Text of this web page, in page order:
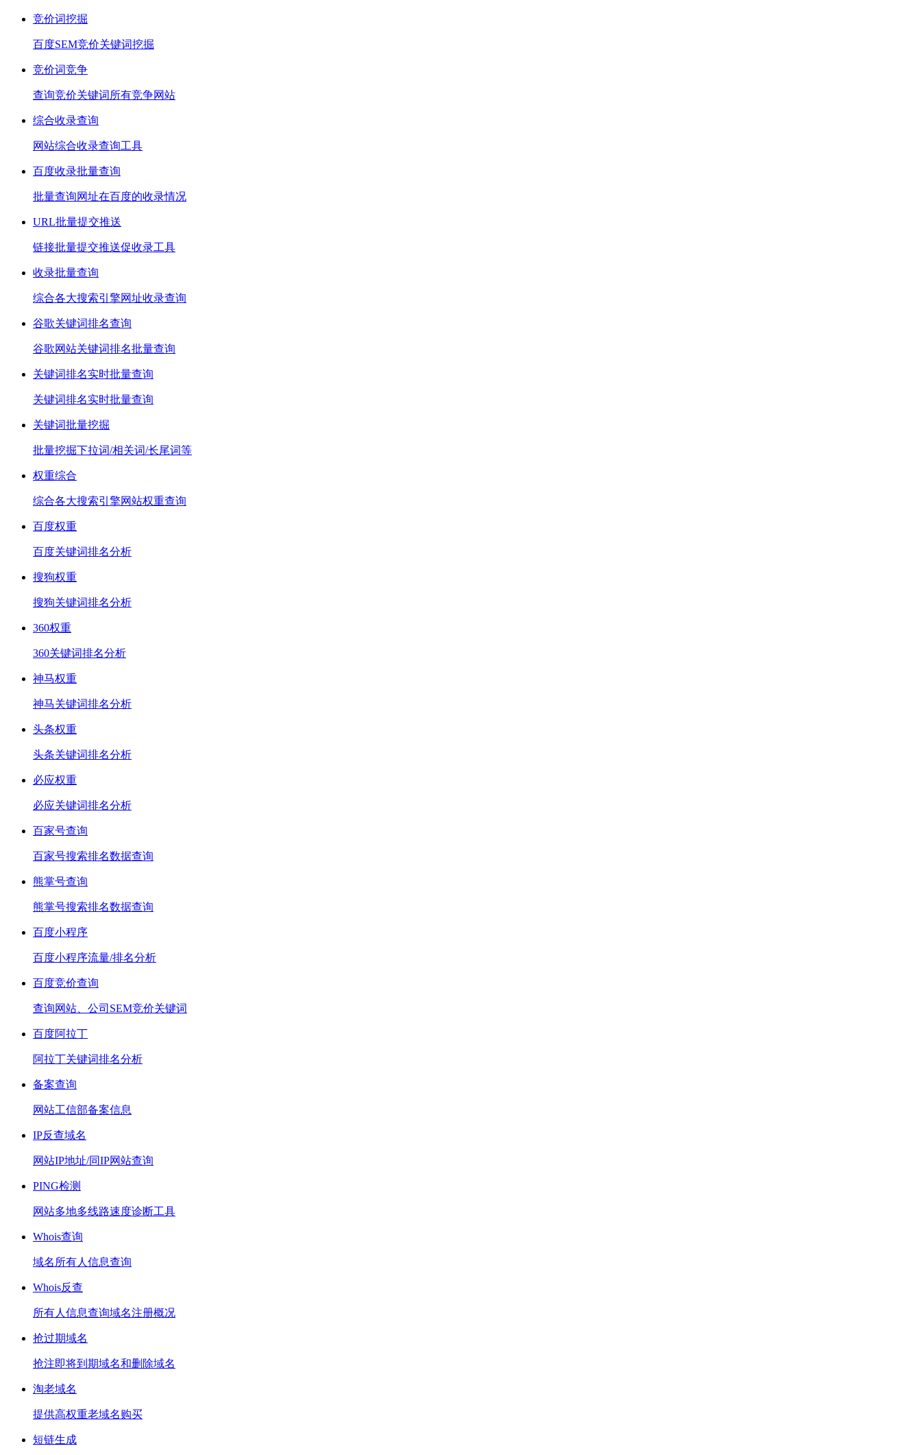
竞价词挖掘
百度SEM竞价关键词挖掘
竞价词竞争
查询竞价关键词所有竞争网站
综合收录查询
网站综合收录查询工具
百度收录批量查询
批量查询网址在百度的收录情况
URL批量提交推送
链接批量提交推送促收录工具
收录批量查询
综合各大搜索引擎网址收录查询
谷歌关键词排名查询
谷歌网站关键词排名批量查询
关键词排名实时批量查询
关键词排名实时批量查询
关键词批量挖掘
批量挖掘下拉词/相关词/长尾词等
权重综合
综合各大搜索引擎网站权重查询
百度权重
百度关键词排名分析
搜狗权重
搜狗关键词排名分析
360权重
360关键词排名分析
神马权重
神马关键词排名分析
头条权重
头条关键词排名分析
必应权重
必应关键词排名分析
百家号查询
百家号搜索排名数据查询
熊掌号查询
熊掌号搜索排名数据查询
百度小程序
百度小程序流量/排名分析
百度竞价查询
查询网站、公司SEM竞价关键词
百度阿拉丁
阿拉丁关键词排名分析
备案查询
网站工信部备案信息
IP反查域名
网站IP地址/同IP网站查询
PING检测
网站多地多线路速度诊断工具
Whois查询
域名所有人信息查询
Whois反查
所有人信息查询域名注册概况
抢过期域名
抢注即将到期域名和删除域名
淘老域名
提供高权重老域名购买
短链生成